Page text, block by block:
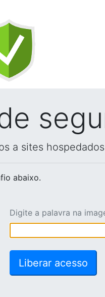
a sites
abaixo.
Digite a palavra na